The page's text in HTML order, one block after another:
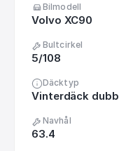
Bilmodell
Volvo XC90
Bultcirkel
5/108
Däcktyp
Vinterdäck dubb
Navhål
63.4